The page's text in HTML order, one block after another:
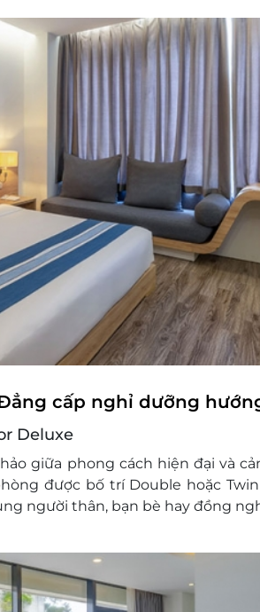
530,000 VNĐ/khách/đêm
người lớn và 450,000 VNĐ/trẻ em (từ
lưu trú (tùy tình trạng phòng).
Trước 12h00
thuộc vào tình trạng phòng và
1900 2065 / 0702 804 262
dịch vụ LifeLink.vn
đến lưu trú 100% voucher.
02 khách
quy đổi thành tiền mặt, không trả
trình khuyến mại khác.
cấp nghỉ dưỡng
Deluxe
giữa phong cách hiện đại và
được bố trí Double hoặc
người thân, bạn bè hay đồng